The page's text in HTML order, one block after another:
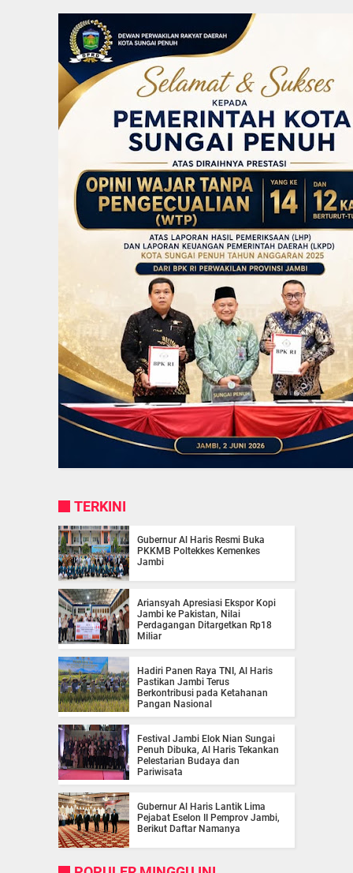
TERKINI
Gubernur Al Haris Resmi Buka
PKKMB Poltekkes Kemenkes
Jambi
Ariansyah Apresiasi Ekspor Kopi
Jambi ke Pakistan, Nilai
Perdagangan Ditargetkan Rp18
Miliar
Hadiri Panen Raya TNI, Al Haris
Pastikan Jambi Terus
Berkontribusi pada Ketahanan
Pangan Nasional
Festival Jambi Elok Nian Sungai
Penuh Dibuka, Al Haris Tekankan
Pelestarian Budaya dan
Pariwisata
Gubernur Al Haris Lantik Lima
Pejabat Eselon II Pemprov Jambi,
Berikut Daftar Namanya